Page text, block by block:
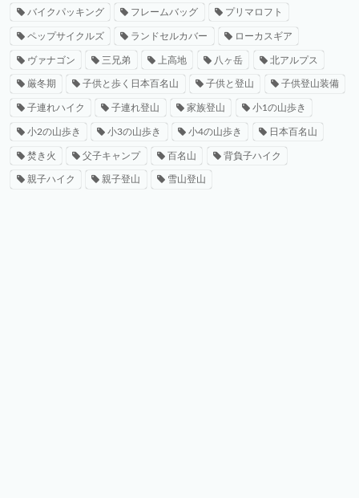
バイクパッキング フレームバッグ プリマロフト
ペップサイクルズ ランドセルカバー ローカスギア
ヴァナゴン 三兄弟 上高地 八ヶ岳 北アルプス
厳冬期 子供と歩く日本百名山 子供と登山 子供登山装備
子連れハイク 子連れ登山 家族登山 小1の山歩き
小2の山歩き 小3の山歩き 小4の山歩き 日本百名山
焚き火 父子キャンプ 百名山 背負子ハイク
親子ハイク 親子登山 雪山登山